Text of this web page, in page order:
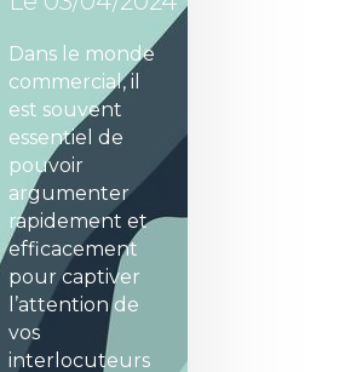
Dans le monde
commercial, il
est souvent
essentiel de
pouvoir
argumenter
rapidement et
efficacement
pour captiver
l’attention de
vos
interlocuteurs